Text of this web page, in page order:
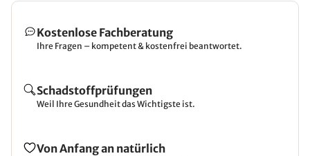
Kostenlose Fachberatung
Ihre Fragen – kompetent & kostenfrei beantwortet.
Schadstoffprüfungen
Weil Ihre Gesundheit das Wichtigste ist.
Von Anfang an natürlich